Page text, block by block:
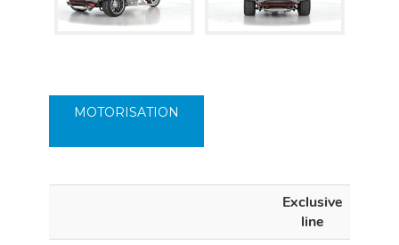
MOTORISATION
Exclusive
line